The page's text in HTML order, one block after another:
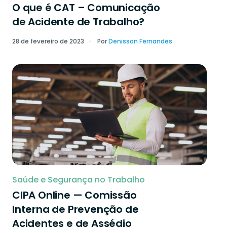
O que é CAT – Comunicação
de Acidente de Trabalho?
28 de fevereiro de 2023 PorDenisson Fernandes
Saúde e Segurança no Trabalho
CIPA Online — Comissão
Interna de Prevenção de
Acidentes e de Assédio